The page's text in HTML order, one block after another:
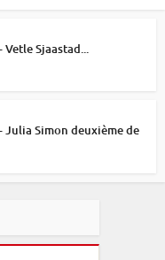
Vetle Sjaastad...
Julia Simon deuxième de